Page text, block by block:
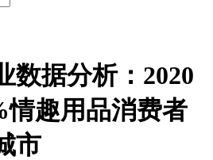
数据分析：2020
情趣用品消费者
市